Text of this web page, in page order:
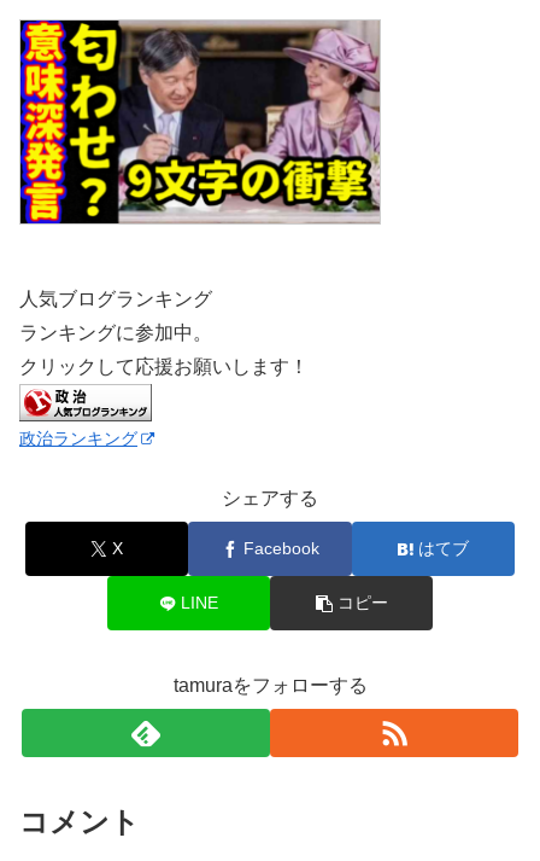
人気ブログランキング
ランキングに参加中。
クリックして応援お願いします！
政治ランキング
シェアする
X Facebook はてブ
LINE コピー
tamuraをフォローする
コメント